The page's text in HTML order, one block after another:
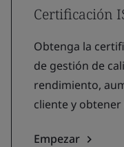
Certificación
Obtenga la
de gestión de
rendimiento,
cliente y
Empezar